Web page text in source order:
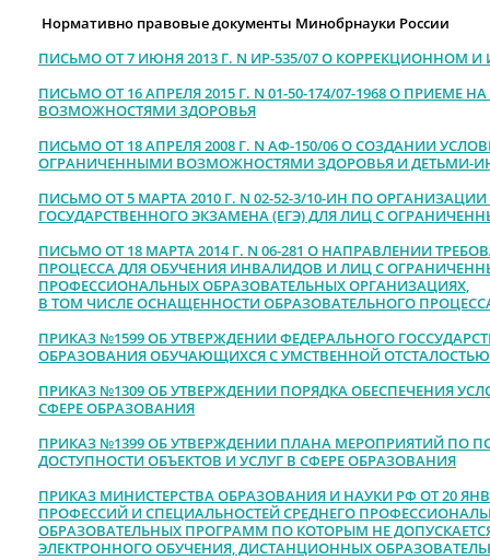
Нормативно правовые документы Минобрнауки России
ПИСЬМО ОТ 7 ИЮНЯ 2013 Г. N ИР-535/07 О
ПИСЬМО ОТ 16 АПРЕЛЯ 2015 Г. N 01-50-174/07-1968 О
ВОЗМОЖНОСТЯМИ ЗДОРОВЬЯ
ПИСЬМО ОТ 18 АПРЕЛЯ 2008 Г. N АФ-150/06 О СОЗДАНИИ
ОГРАНИЧЕННЫМИ ВОЗМОЖНОСТЯМИ ЗДОРОВЬЯ И ДЕТЬМИ-
ПИСЬМО ОТ 5 МАРТА 2010 Г. N 02-52-3/10-ИН ПО
ГОСУДАРСТВЕННОГО ЭКЗАМЕНА (ЕГЭ) ДЛЯ ЛИЦ С
ПИСЬМО ОТ 18 МАРТА 2014 Г. N 06-281 О НАПРАВЛЕНИИ
ПРОЦЕССА ДЛЯ ОБУЧЕНИЯ ИНВАЛИДОВ И ЛИЦ С
ПРОФЕССИОНАЛЬНЫХ ОБРАЗОВАТЕЛЬНЫХ ОРГАНИЗАЦИЯХ,
В ТОМ ЧИСЛЕ ОСНАЩЕННОСТИ ОБРАЗОВАТЕЛЬНОГО
ПРИКАЗ №1599 ОБ УТВЕРЖДЕНИИ ФЕДЕРАЛЬНОГО
ОБРАЗОВАНИЯ ОБУЧАЮЩИХСЯ С УМСТВЕННОЙ ОТСТАЛОСТЬЮ
ПРИКАЗ №1309 ОБ УТВЕРЖДЕНИИ ПОРЯДКА ОБЕСПЕЧЕНИЯ
СФЕРЕ ОБРАЗОВАНИЯ
ПРИКАЗ №1399 ОБ УТВЕРЖДЕНИИ ПЛАНА МЕРОПРИЯТИЙ ПО
ДОСТУПНОСТИ ОБЪЕКТОВ И УСЛУГ В СФЕРЕ ОБРАЗОВАНИЯ
ПРИКАЗ МИНИСТЕРСТВА ОБРАЗОВАНИЯ И НАУКИ РФ ОТ 20
ПРОФЕССИЙ И СПЕЦИАЛЬНОСТЕЙ СРЕДНЕГО
ОБРАЗОВАТЕЛЬНЫХ ПРОГРАММ ПО КОТОРЫМ НЕ
ЭЛЕКТРОННОГО ОБУЧЕНИЯ, ДИСТАНЦИОННЫХ